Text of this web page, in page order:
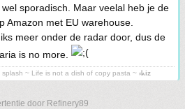
sporadisch. Maar veelal heb je de
Amazon met EU warehouse.
meer onder de radar door, dus de
is no more.
~ Life is not a dish of copy pasta ~ ⳽ᖾiz
door Refinery89